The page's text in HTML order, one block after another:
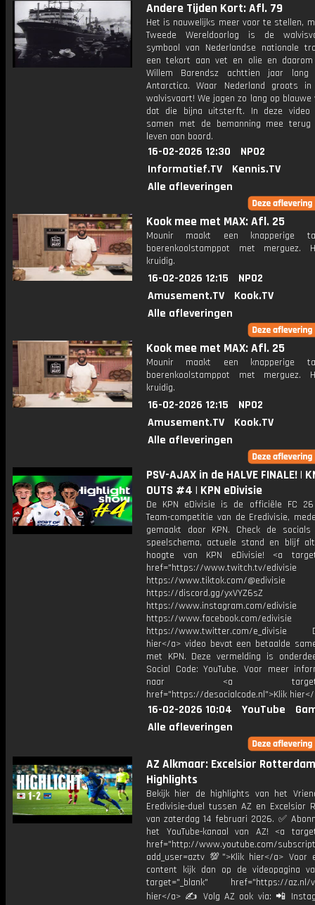
Andere Tijden Kort: Afl. 79
Het is nauwelijks meer voor te stellen,
Tweede Wereldoorlog is de
symbool van Nederlandse nationale
een tekort aan vet en olie en
Willem Barendsz achttien jaar
Antarctica. Waar Nederland groots
walvisvaart! We jagen zo lang op blauwe
dat die bijna uitsterft. In deze video
samen met de bemanning mee
leven aan boord.
16-02-2026 12:30
NPO2
Informatief.TV
Kennis.TV
Alle afleveringen
Kook mee met MAX: Afl. 25
Mounir maakt een knapperige
boerenkoolstamppot met merguez.
kruidig.
16-02-2026 12:15
NPO2
Amusement.TV
Kook.TV
Alle afleveringen
Kook mee met MAX: Afl. 25
Mounir maakt een knapperige
boerenkoolstamppot met merguez.
kruidig.
16-02-2026 12:15
NPO2
Amusement.TV
Kook.TV
Alle afleveringen
PSV-AJAX in de HALVE FINALE! |
OUTS #4 | KPN eDivisie
De KPN eDivisie is de officiële FC
Team-competitie van de Eredivisie,
gemaakt door KPN. Check de
speelschema, actuele stand en blijf
hoogte van KPN eDivisie! <a
href="https://www.twitch.tv/edivisie
https://www.tiktok.com/@edivisie
https://discord.gg/yxVYZ6sZ
https://www.instagram.com/edivisie
https://www.facebook.com/edivisie
https://www.twitter.com/e_divisie
hier</a> video bevat een betaalde
met KPN. Deze vermelding is
Social Code: YouTube. Voor meer
naar <a
href="https://desocialcode.nl">Klik
16-02-2026 10:04 YouTube
Alle afleveringen
AZ Alkmaar: Excelsior
Highlights
Bekijk hier de highlights van het
Eredivisie-duel tussen AZ en Excelsior
van zaterdag 14 februari 2026. ✅
het YouTube-kanaal van AZ! <a
href="http://www.youtube.com/
add_user=aztv 💯">Klik hier</a> Voor
content kijk dan op de videopagina
target="_blank" href="https://az.nl/
hier</a> ✍ Volg AZ ook via: 📲